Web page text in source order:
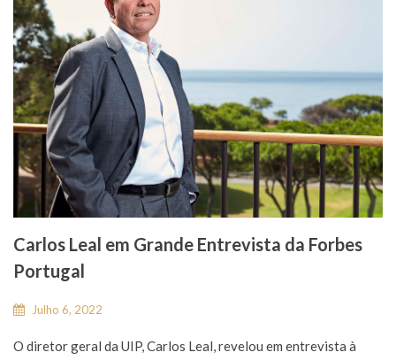
Carlos Leal em Grande Entrevista da Forbes
Portugal
Julho 6, 2022
O diretor geral da UIP, Carlos Leal, revelou em entrevista à